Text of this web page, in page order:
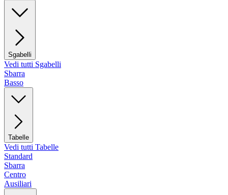
Sgabelli
Vedi tutti Sgabelli
Sbarra
Basso
Tabelle
Vedi tutti Tabelle
Standard
Sbarra
Centro
Ausiliari